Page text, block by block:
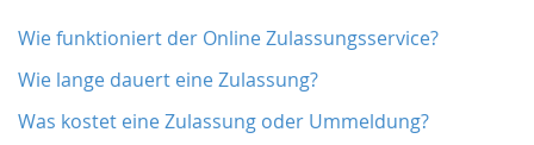
Wie funktioniert der Online Zulassungsservice?
Wie lange dauert eine Zulassung?
Was kostet eine Zulassung oder Ummeldung?